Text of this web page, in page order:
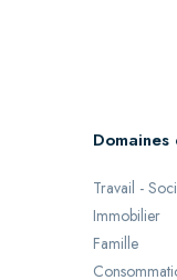
Travail -
Immobilier
Famille